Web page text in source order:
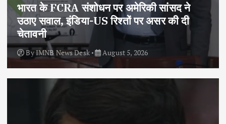
भारत के FCRA संशोधन पर अमेरिकी सांसद ने
उठाए सवाल, इंडिया-US रिश्तों पर असर की दी
चेतावनी
ByIMNB News Desk August 5, 2026